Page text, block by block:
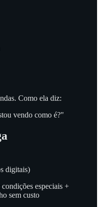
Como ela diz:
vendo como é?"
digitais)
condições especiais +
sem custo